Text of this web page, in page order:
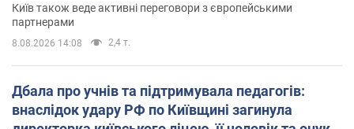
Київ також веде активні переговори з європейськими
партнерами
8.08.2026 14:08 2,4 т.
Дбала про учнів та підтримувала педагогів:
внаслідок удару РФ по Київщині загинула